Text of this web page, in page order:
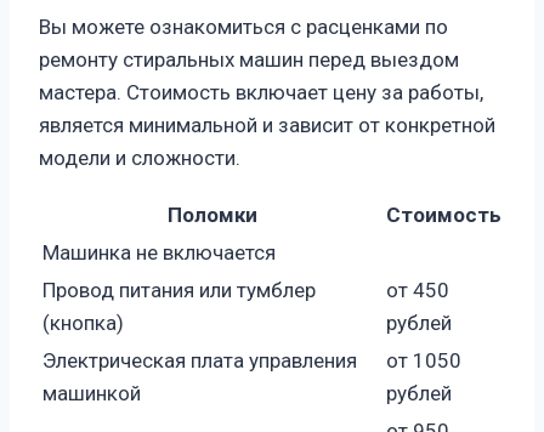
Вы можете ознакомиться с расценками по
ремонту стиральных машин перед выездом
мастера. Стоимость включает цену за работы,
является минимальной и зависит от конкретной
модели и сложности.
Поломки
Стоимость
Машинка не включается
Провод питания или тумблер
(кнопка)
от 450
рублей
Электрическая плата управления
машинкой
от 1050
рублей